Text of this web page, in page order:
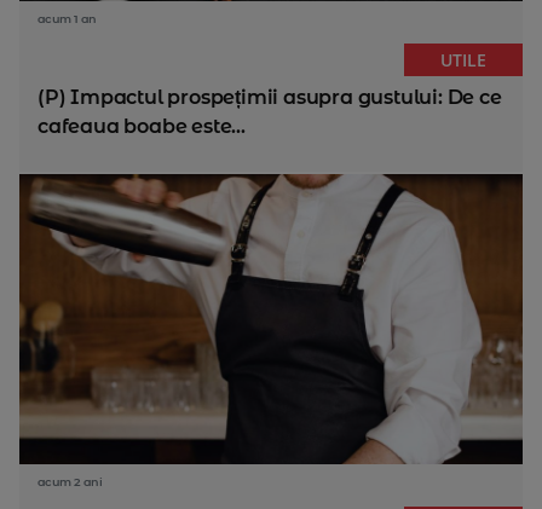
acum 1 an
UTILE
(P) Impactul prospețimii asupra gustului: De ce
cafeaua boabe este...
acum 2 ani